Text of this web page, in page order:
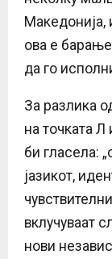
Македонија,
ова е
да го
За разлика
на точката Л
би гласела:
јазикот,
вклучуваат
нови